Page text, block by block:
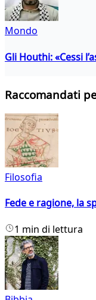
Mondo
Gli Houthi: «Cessi
Raccomandati
Filosofia
Fede e ragione, la
1 min di lettura